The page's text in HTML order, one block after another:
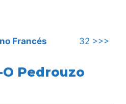
Francés 32 >>>
O Pedrouzo